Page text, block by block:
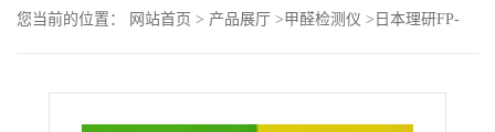
公
您当前的位置： 网站首页 > 产品展厅 >甲醛检测仪 > 日本理研FP-